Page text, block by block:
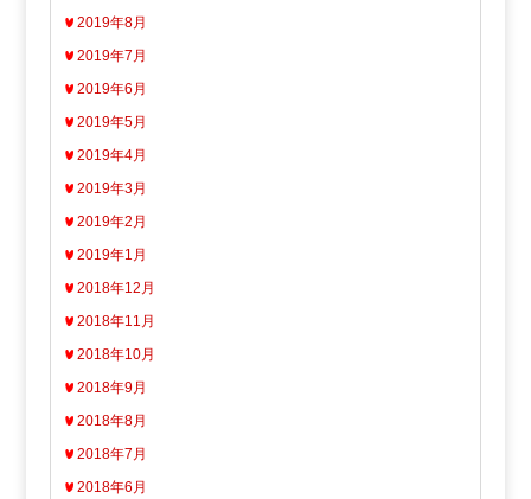
2019年8月
2019年7月
2019年6月
2019年5月
2019年4月
2019年3月
2019年2月
2019年1月
2018年12月
2018年11月
2018年10月
2018年9月
2018年8月
2018年7月
2018年6月